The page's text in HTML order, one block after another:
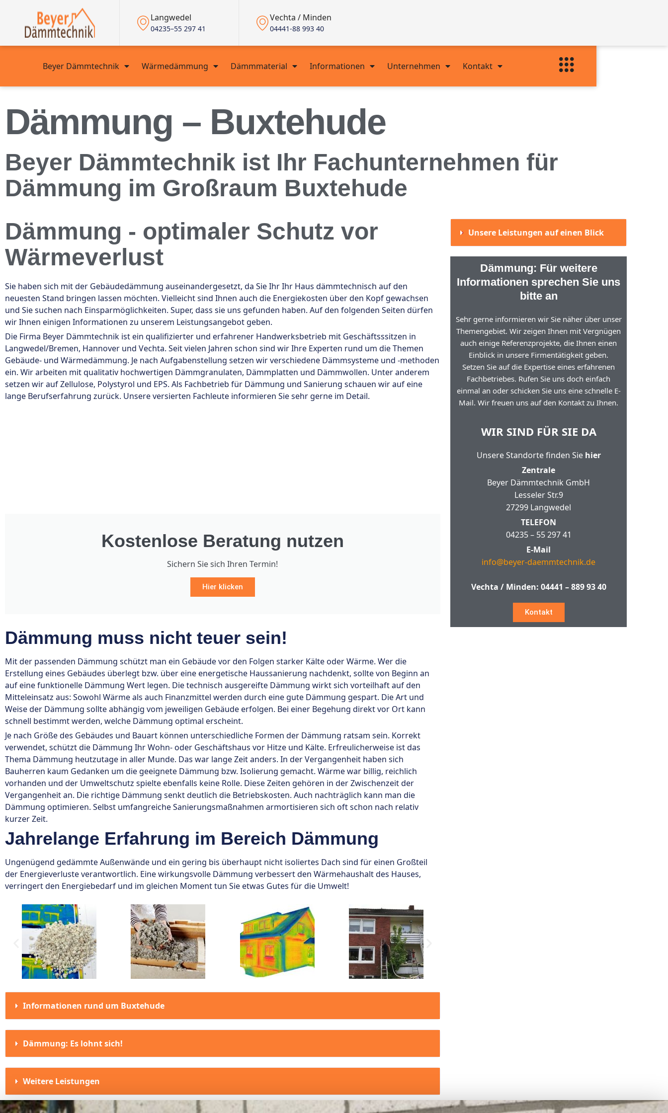
Langwedel
04235–55 297 41
Vechta / Minden
04441-88 993 40
Beyer Dämmtechnik Wärmedämmung Dämmmaterial Informationen Unternehmen Kontakt
Dämmung – Buxtehude
Beyer Dämmtechnik ist Ihr Fachunternehmen für
Dämmung im Großraum Buxtehude
Dämmung - optimaler Schutz vor
Wärmeverlust
Sie haben sich mit der Gebäudedämmung auseinandergesetzt, da Sie Ihr Ihr Haus dämmtechnisch auf den
neuesten Stand bringen lassen möchten. Vielleicht sind Ihnen auch die Energiekosten über den Kopf gewachsen
und Sie suchen nach Einsparmöglichkeiten. Super, dass sie uns gefunden haben. Auf den folgenden Seiten dürfen
wir Ihnen einigen Informationen zu unserem Leistungsangebot geben.
Die Firma Beyer Dämmtechnik ist ein qualifizierter und erfahrener Handwerksbetrieb mit Geschäftsssitzen in
Langwedel/Bremen, Hannover und Vechta. Seit vielen Jahren schon sind wir Ihre Experten rund um die Themen
Gebäude- und Wärmedämmung. Je nach Aufgabenstellung setzen wir verschiedene Dämmsysteme und -methoden
ein. Wir arbeiten mit qualitativ hochwertigen Dämmgranulaten, Dämmplatten und Dämmwollen. Unter anderem
setzen wir auf Zellulose, Polystyrol und EPS. Als Fachbetrieb für Dämmung und Sanierung schauen wir auf eine
lange Berufserfahrung zurück. Unsere versierten Fachleute informieren Sie sehr gerne im Detail.
Kostenlose Beratung nutzen
Sichern Sie sich Ihren Termin!
Hier klicken
Dämmung muss nicht teuer sein!
Mit der passenden Dämmung schützt man ein Gebäude vor den Folgen starker Kälte oder Wärme. Wer die
Erstellung eines Gebäudes überlegt bzw. über eine energetische Haussanierung nachdenkt, sollte von Beginn an
auf eine funktionelle Dämmung Wert legen. Die technisch ausgereifte Dämmung wirkt sich vorteilhaft auf den
Mitteleinsatz aus: Sowohl Wärme als auch Finanzmittel werden durch eine gute Dämmung gespart. Die Art und
Weise der Dämmung sollte abhängig vom jeweiligen Gebäude erfolgen. Bei einer Begehung direkt vor Ort kann
schnell bestimmt werden, welche Dämmung optimal erscheint.
Je nach Größe des Gebäudes und Bauart können unterschiedliche Formen der Dämmung ratsam sein. Korrekt
verwendet, schützt die Dämmung Ihr Wohn- oder Geschäftshaus vor Hitze und Kälte. Erfreulicherweise ist das
Thema Dämmung heutzutage in aller Munde. Das war lange Zeit anders. In der Vergangenheit haben sich
Bauherren kaum Gedanken um die geeignete Dämmung bzw. Isolierung gemacht. Wärme war billig, reichlich
vorhanden und der Umweltschutz spielte ebenfalls keine Rolle. Diese Zeiten gehören in der Zwischenzeit der
Vergangenheit an. Die richtige Dämmung senkt deutlich die Betriebskosten. Auch nachträglich kann man die
Dämmung optimieren. Selbst umfangreiche Sanierungsmaßnahmen armortisieren sich oft schon nach relativ
kurzer Zeit.
Jahrelange Erfahrung im Bereich Dämmung
Ungenügend gedämmte Außenwände und ein gering bis überhaupt nicht isoliertes Dach sind für einen Großteil
der Energieverluste verantwortlich. Eine wirkungsvolle Dämmung verbessert den Wärmehaushalt des Hauses,
verringert den Energiebedarf und im gleichen Moment tun Sie etwas Gutes für die Umwelt!
Informationen rund um Buxtehude
Dämmung: Es lohnt sich!
Weitere Leistungen
Unsere Leistungen auf einen Blick
Dämmung: Für weitere
Informationen sprechen Sie uns
bitte an
Sehr gerne informieren wir Sie näher über unser
Themengebiet. Wir zeigen Ihnen mit Vergnügen
auch einige Referenzprojekte, die Ihnen einen
Einblick in unsere Firmentätigkeit geben.
Setzen Sie auf die Expertise eines erfahrenen
Fachbetriebes. Rufen Sie uns doch einfach
einmal an oder schicken Sie uns eine schnelle E-
Mail. Wir freuen uns auf den Kontakt zu Ihnen.
WIR SIND FÜR SIE DA
Unsere Standorte finden Sie hier
Zentrale
Beyer Dämmtechnik GmbH
Lesseler Str.9
27299 Langwedel
TELEFON
04235 – 55 297 41
E-Mail
info@beyer-daemmtechnik.de
Vechta / Minden: 04441 – 889 93 40
Kontakt